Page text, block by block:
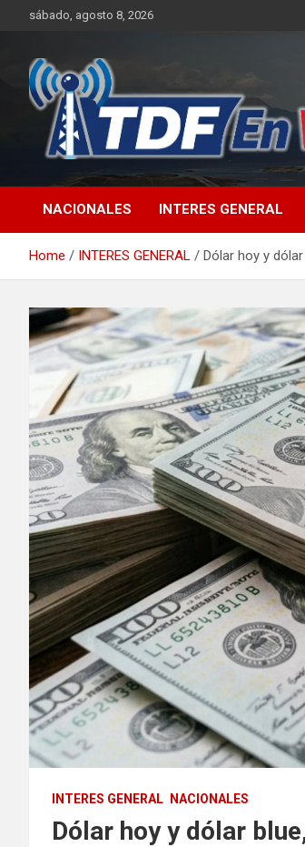
sábado, agosto 8, 2026
NACIONALES INTERES GENERAL
Home INTERES GENERAL Dólar hoy y
INTERES GENERAL NACIONALES
Dólar hoy y dólar